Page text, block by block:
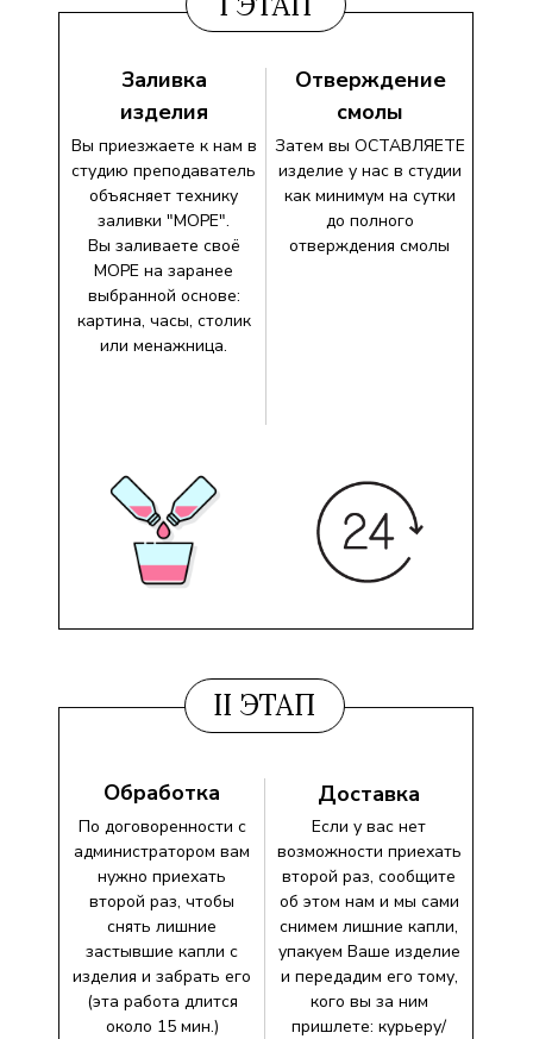
Если у вас нет
возможности приехать
второй раз, сообщите
об этом нам и мы сами
снимем лишние капли,
упакуем Ваше изделие
и передадим его тому,
кого вы за ним
пришлете: курьеру/
По договоренности с
администратором вам
нужно приехать
второй раз, чтобы
снять лишние
застывшие капли с
изделия и забрать его
(эта работа длится
около 15 мин.)
Затем вы ОСТАВЛЯЕТЕ
изделие у нас в студии
как минимум на сутки
до полного
отверждения смолы
Заливка
изделия
Отверждение
смолы
Обработка Доставка
II ЭТАП
Вы приезжаете к нам в
студию преподаватель
объясняет технику
заливки "МОРЕ".
Вы заливаете своё
МОРЕ на заранее
выбранной основе:
картина, часы, столик
или менажница.